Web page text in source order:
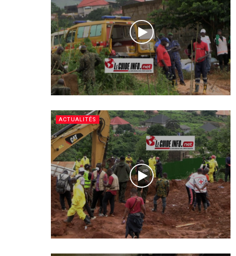
ACTUALITÉS